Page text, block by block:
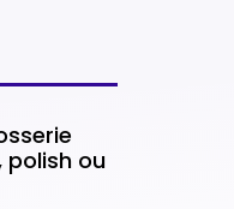
polish ou